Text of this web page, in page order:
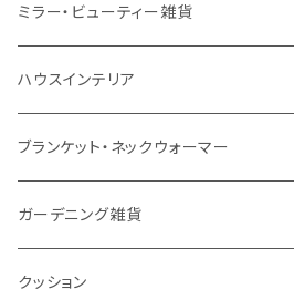
EVA
防水
ナイロン
コーヒー配合タンブラー
カスタムデザインタンブラー
プラスチック
陶器
磁器マグ・湯呑
カスタムデザイン
ドリンク用品
保存容器
キッチンツール
ペンケース
メモ
ノート
付箋
トレイ
ラジオ・スピーカー
ハンディライト
デスクライト
付属ライト
ランタン
チャージャー
充電器
モバイルスタンド
モバイルリング
アクセサリー・スマホケース
ミラー・ビューティー雑貨
折りたたみ式ミラー
スライド式ミラー
ケース付きミラー
手持ちミラー
ハウスインテリア
ピクチャーボード、ポスター
フォトフレーム、スタンド
キーホルダー
ブランケット・ネックウォーマー
ブランケット
ネックウォーマー
ガーデニング雑貨
F.O.B COOP
クッション